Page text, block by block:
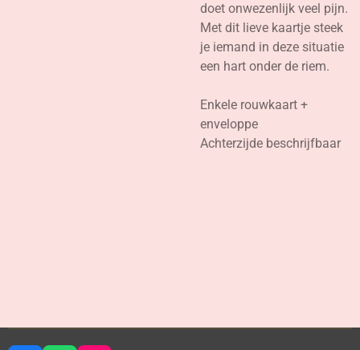
doet onwezenlijk veel pijn.
Met dit lieve kaartje steek
je iemand in deze situatie
een hart onder de riem.
Enkele rouwkaart +
enveloppe
Achterzijde beschrijfbaar